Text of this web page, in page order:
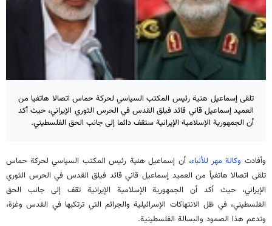
تلقى إسماعيل هنية رئيس المكتب السياسي لحركة حماس اتصالا هاتفيا من
العميد إسماعيل قاني قائد فيلق القدس في الحرس الثوري الإيراني، حيث أكد
أن الجمهورية الإسلامية الإيرانية ستقف دائما إلى جانب الحق الفلسطيني.
وأفادت وكالة مهر للأنباء، أن إسماعيل هنية رئيس المكتب السياسي لحركة حماس
تلقى اتصالا هاتفياً من العميد إسماعيل قاني قائد فيلق القدس في الحرس الثوري
الإيراني، حيث أكد أن الجمهورية الإسلامية الإيرانية تقف إلى جانب الحق
الفلسطيني، في ظل الانتهاكات الإسرائيلية والجرائم التي ترتكبها في القدس وغزة،
وتدعم هذا الصمود والبسالة الفلسطينية.